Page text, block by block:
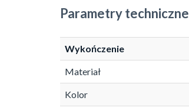
Parametry techniczne
Wykończenie
Materiał
Kolor